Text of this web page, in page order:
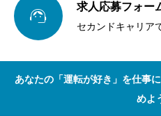
 求人応募フォー
セカンドキャリア
あなたの「運転が好き」を仕事
めよ